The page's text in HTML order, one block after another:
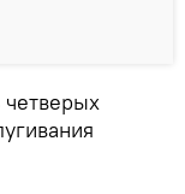
четверых